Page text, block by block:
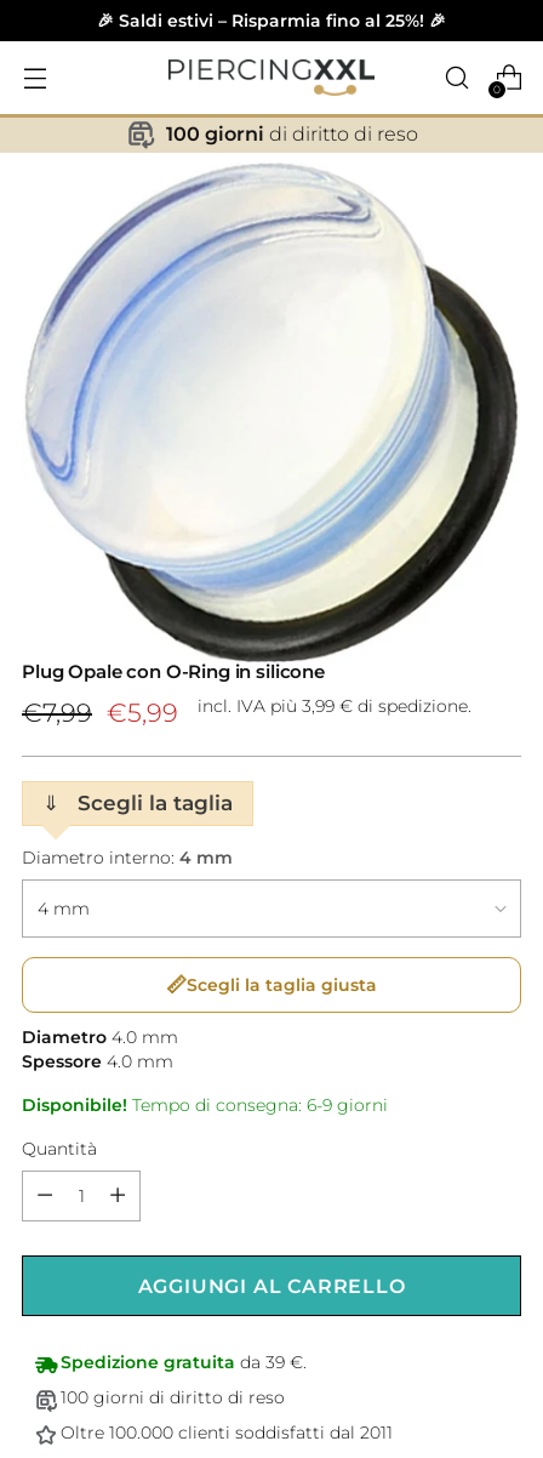
🎉 Saldi estivi – Risparmia fino al 25%! 🎉
0
✕
100 giorni di diritto di reso
Plug Opale con O-Ring in silicone
Prezzo
listino
€7,99 €5,99 incl. IVA più 3,99 € di spedizione.
⇓ Scegli la taglia
Diametro interno: 4 mm
📏Scegli la taglia giusta
Diametro 4.0 mm
Spessore 4.0 mm
Disponibile! Tempo di consegna: 6-9 giorni
Quantità
AGGIUNGI AL CARRELLO
Spedizione gratuita da 39 €.
100 giorni di diritto di reso
Oltre 100.000 clienti soddisfatti dal 2011